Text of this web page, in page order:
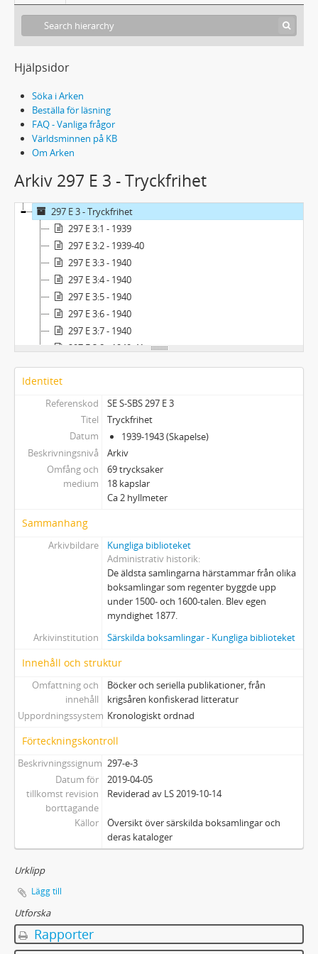
Hjälpsidor
Söka i Arken
Beställa för läsning
FAQ - Vanliga frågor
Världsminnen på KB
Om Arken
Arkiv 297 E 3 - Tryckfrihet
297 E 3 - Tryckfrihet
297 E 3:1 - 1939
297 E 3:2 - 1939-40
297 E 3:3 - 1940
297 E 3:4 - 1940
297 E 3:5 - 1940
297 E 3:6 - 1940
297 E 3:7 - 1940
297 E 3:8 - 1940-41
297 E 3:9 - 1940-41
297 E 3:11 - 1941
297 E 3:12 - 1941
297 E 3:13 - 1941
297 E 3:14 - 1941-42
297 E 3:15 - 1942
297 E 3:16 - 1942
297 E 3:17 - 1942-43
297 E 3:18 - 1943
Identitet
Referenskod
SE S-SBS 297 E 3
Titel
Tryckfrihet
Datum
1939-1943 (Skapelse)
Beskrivningsnivå
Arkiv
Omfång och
medium
69 trycksaker
18 kapslar
Ca 2 hyllmeter
Sammanhang
Arkivbildare
Kungliga biblioteket
Administrativ historik
De äldsta samlingarna härstammar från olika
boksamlingar som regenter byggde upp
under 1500- och 1600-talen. Blev egen
myndighet 1877.
Arkivinstitution
Särskilda boksamlingar - Kungliga biblioteket
Innehåll och struktur
Omfattning och
innehåll
Böcker och seriella publikationer, från
krigsåren konfiskerad litteratur
Uppordningssystem Kronologiskt ordnad
Förteckningskontroll
Beskrivningssignum 297-e-3
Datum för
tillkomst revision
borttagande
2019-04-05
Reviderad av LS 2019-10-14
Källor
Översikt över särskilda boksamlingar och
deras kataloger
Urklipp
Lägg till
Utforska
Rapporter